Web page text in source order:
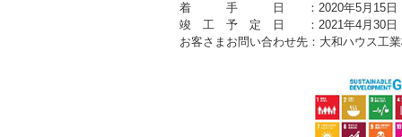
着 手 日 ：2020年5月15日
竣 工 予 定 日 ：2021年4月30日
お客さまお問い合わせ先：大和ハウス